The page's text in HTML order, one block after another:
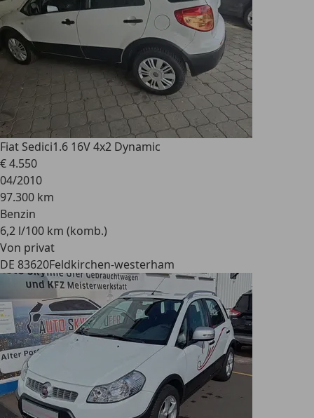
Fiat Sedici1.6 16V 4x2 Dynamic
€ 4.550
04/2010
97.300 km
Benzin
6,2 l/100 km (komb.)
Von privat
DE 83620Feldkirchen-westerham